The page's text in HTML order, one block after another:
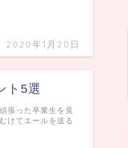
2020年1月20日
ト5選
張った卒業生を見
けてエールを送る